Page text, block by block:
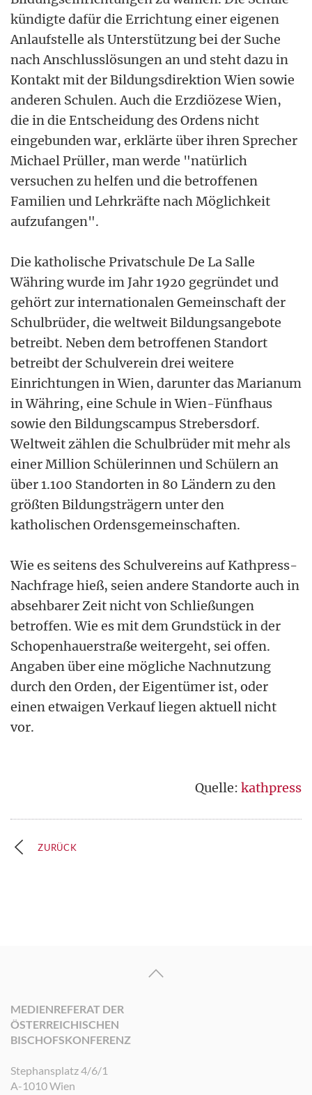
kündigte dafür die Errichtung einer eigenen
Anlaufstelle als Unterstützung bei der Suche
nach Anschlusslösungen an und steht dazu in
Kontakt mit der Bildungsdirektion Wien sowie
anderen Schulen. Auch die Erzdiözese Wien,
die in die Entscheidung des Ordens nicht
eingebunden war, erklärte über ihren Sprecher
Michael Prüller, man werde "natürlich
versuchen zu helfen und die betroffenen
Familien und Lehrkräfte nach Möglichkeit
aufzufangen".
Die katholische Privatschule De La Salle
Währing wurde im Jahr 1920 gegründet und
gehört zur internationalen Gemeinschaft der
Schulbrüder, die weltweit Bildungsangebote
betreibt. Neben dem betroffenen Standort
betreibt der Schulverein drei weitere
Einrichtungen in Wien, darunter das Marianum
in Währing, eine Schule in Wien-Fünfhaus
sowie den Bildungscampus Strebersdorf.
Weltweit zählen die Schulbrüder mit mehr als
einer Million Schülerinnen und Schülern an
über 1.100 Standorten in 80 Ländern zu den
größten Bildungsträgern unter den
katholischen Ordensgemeinschaften.
Wie es seitens des Schulvereins auf Kathpress-
Nachfrage hieß, seien andere Standorte auch in
absehbarer Zeit nicht von Schließungen
betroffen. Wie es mit dem Grundstück in der
Schopenhauerstraße weitergeht, sei offen.
Angaben über eine mögliche Nachnutzung
durch den Orden, der Eigentümer ist, oder
einen etwaigen Verkauf liegen aktuell nicht
vor.
Quelle: kathpress
ZURÜCK
MEDIENREFERAT DER
ÖSTERREICHISCHEN
BISCHOFSKONFERENZ
Stephansplatz 4/6/1
A-1010 Wien